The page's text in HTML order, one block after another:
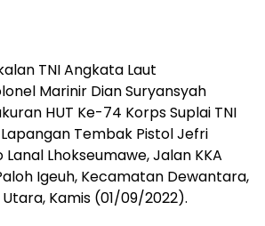
TNI Angkata Laut
Marinir Dian Suryansyah
HUT Ke-74 Korps Suplai TNI
Tembak Pistol Jefri
Lhokseumawe, Jalan KKA
Igeuh, Kecamatan Dewantara,
Kamis (01/09/2022).